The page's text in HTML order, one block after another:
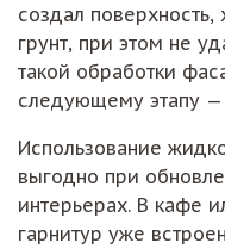
создал
грунт, при этом не
такой обработки
следующему этапу —
Использование
выгодно при
интерьерах. В кафе
гарнитур уже